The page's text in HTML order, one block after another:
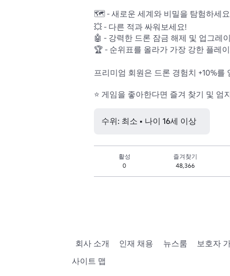
🗺️ - 새로운 세계와 비밀을 탐험하세
💥 - 다른 적과 싸워보세요!
🤖 - 강력한 드론 잠금 해제 및 업그레
🏆 - 순위표를 올라가 가장 강한 플레
프리미엄 회원은 드론 경험치 +10%를
⭐ 게임을 좋아한다면 즐겨 찾기 및 엄
수위: 최소 • 나이 16세 이상
활성
0
즐겨찾기
48,366
회사 소개 인재 채용 뉴스룸 보호자
사이트 맵